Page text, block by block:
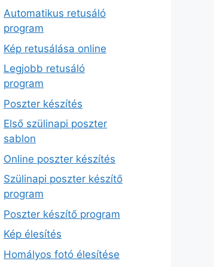
Automatikus retusáló
program
Kép retusálása online
Legjobb retusáló
program
Poszter készítés
Első szülinapi poszter
sablon
Online poszter készítés
Szülinapi poszter készítő
program
Poszter készítő program
Kép élesítés
Homályos fotó élesítése